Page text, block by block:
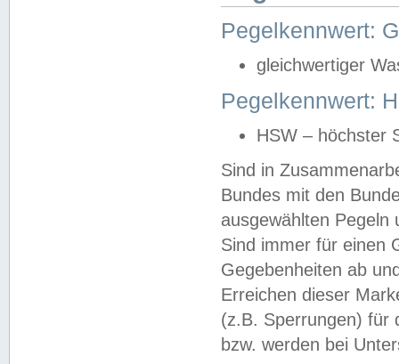
Pegelkennwert:
gleichwertiger
Pegelkennwert:
HSW – höchster
Sind in
Bundes mit den
ausgewählten
Sind immer für einen
Gegebenheiten ab
Erreichen dieser
(z.B. Sperrungen) für
bzw. werden bei